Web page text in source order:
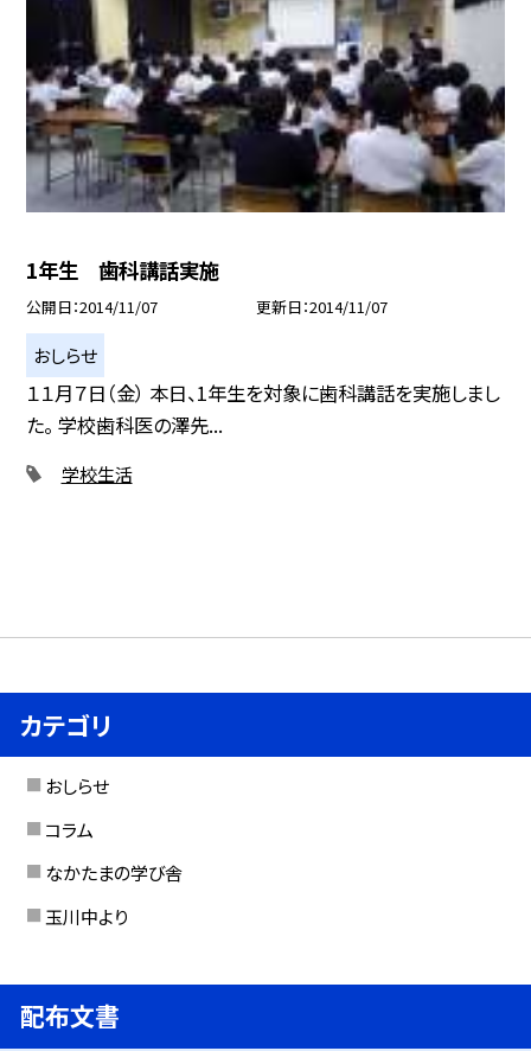
1年生 歯科講話実施
公開日 2014/11/07 更新日 2014/11/07
おしらせ
１１月７日（金） 本日、1年生を対象に歯科講話を実施しまし
た。 学校歯科医の澤先...
学校生活
カテゴリ
おしらせ
コラム
なかたまの学び舎
玉川中より
配布文書